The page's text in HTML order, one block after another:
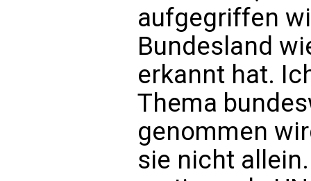
aufgegriffen
Bundesland
erkannt hat.
Thema
genommen
sie nicht